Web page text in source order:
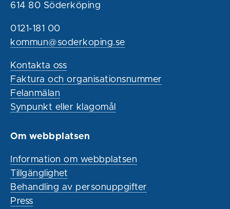
614 80 Söderköping
0121-181 00
kommun@soderkoping.se
Kontakta oss
Faktura och organisationsnummer
Felanmälan
Synpunkt eller klagomål
Om webbplatsen
Information om webbplatsen
Tillgänglighet
Behandling av personuppgifter
Press